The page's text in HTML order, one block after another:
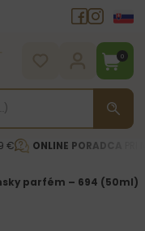
0
€ ONLINE PORADCA
parfém – 694 (50ml)